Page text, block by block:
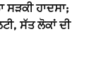
ਸੜਕੀ ਹਾਦਸਾ;
ਸੱਤ ਲੋਕਾਂ ਦੀ